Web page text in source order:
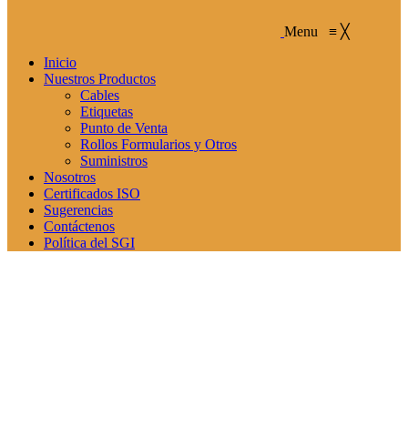
Menu ≡ ╳
Inicio
Nuestros Productos
Cables
Etiquetas
Punto de Venta
Rollos Formularios y Otros
Suministros
Nosotros
Certificados ISO
Sugerencias
Contáctenos
Política del SGI